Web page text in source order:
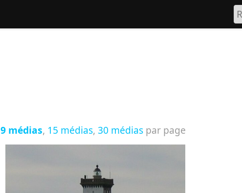
9 médias, 15 médias, 30 médias par page